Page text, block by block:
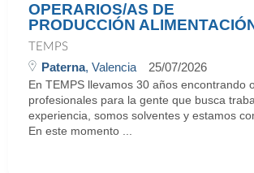
OPERARIOS/AS DE
PRODUCCIÓN
TEMPS
Paterna, Valencia 25/07/2026
En TEMPS llevamos 30 años encontrando
profesionales para la gente que busca
experiencia, somos solventes y estamos
En este momento ...